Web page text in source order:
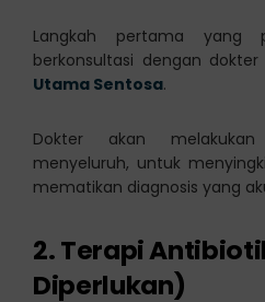
Langkah pertama yang
berkonsultasi dengan
Utama Sentosa.
Dokter akan
menyeluruh, untuk
mematikan diagnosis yang
2. Terapi
Diperlukan)